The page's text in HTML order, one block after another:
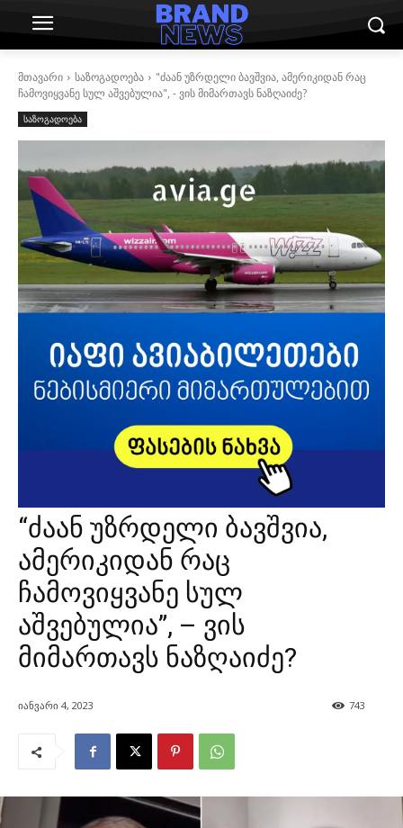
მთავარი საზოგადოება
"ძაან უზრდელი ბავშვია, ამერიკიდან რაც
ჩამოვიყვანე სულ აშვებულია", - ვის მიმართავს ნაზღაიძე?
საზოგადოება
“ძაან უზრდელი ბავშვია,
ამერიკიდან რაც
ჩამოვიყვანე სულ
აშვებულია”, – ვის
მიმართავს ნაზღაიძე?
იანვარი 4, 2023 743